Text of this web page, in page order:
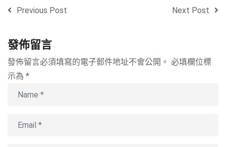
Previous Post Next Post
發佈留言
發佈留言必須填寫的電子郵件地址不會公開。 必填欄位標
示為 *